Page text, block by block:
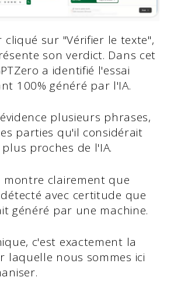
cliqué sur "Vérifier le texte",
son verdict. Dans cet
a identifié l'essai
100% généré par l'IA.
plusieurs phrases,
parties qu'il considérait
proches de l'IA.
montre clairement que
détecté avec certitude que
généré par une machine.
c'est exactement la
laquelle nous sommes ici